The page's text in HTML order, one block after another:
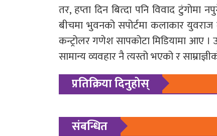
तर, हप्ता दिन बित्दा पनि विवाद
बीचमा भुवनको सपोर्टमा कलाकार युवराज
कन्ट्रोलर गणेश सापकोटा मिडियामा आए ।
सामान्य व्यवहार नै त्यस्तो भएको र
प्रतिक्रिया दिनुहोस्
संबन्धित